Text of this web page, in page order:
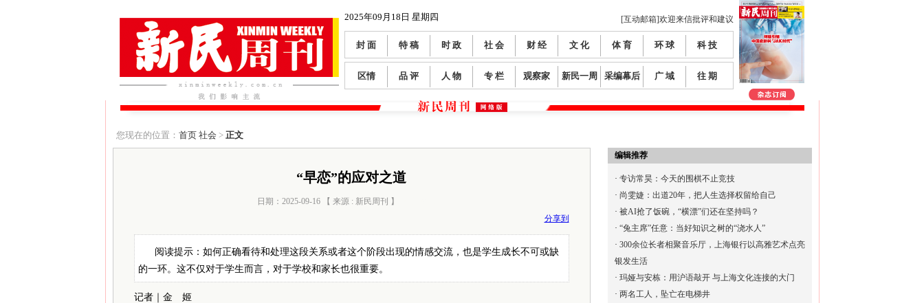
2025年09月18日 星期四 [互动邮箱]欢迎来信批评和建议
封 面 特 稿 时 政 社 会 财 经 文 化 体 育 环 球 科 技
区情 品 评 人 物 专 栏 观察家 新民一周 采编幕后 广 域 往 期
您现在的位置： 首页 社会 > 正文
“早恋”的应对之道
日期：2025-09-16 【 来源 : 新民周刊 】
分享到
阅读提示：如何正确看待和处理这段关系或者这个阶段出现的情感交流，也是学生成长不可或缺
的一环。这不仅对于学生而言，对于学校和家长也很重要。
记者｜金 姬
编辑推荐
· 专访常昊：今天的围棋不止竞技
· 尚雯婕：出道20年，把人生选择权留给自己
· 被AI抢了饭碗，“横漂”们还在坚持吗？
· “兔主席”任意：当好知识之树的“浇水人”
· 300余位长者相聚音乐厅，上海银行以高雅艺术点亮
银发生活
· 玛娅与安栋：用沪语敲开 与上海文化连接的大门
· 两名工人，坠亡在电梯井